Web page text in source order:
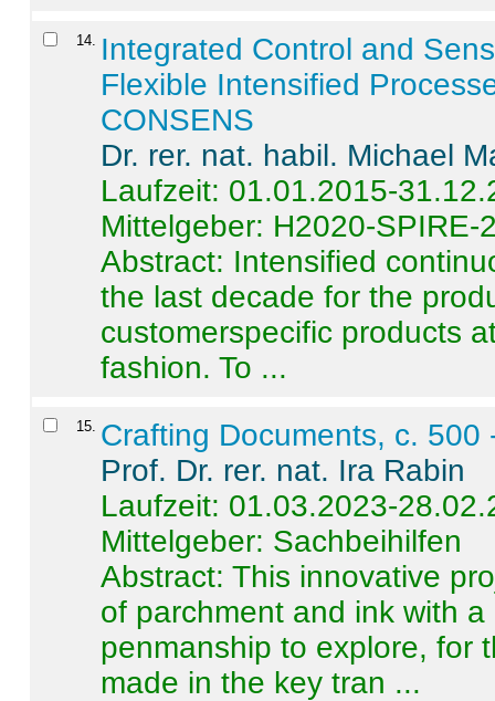
14
Integrated Control and
Flexible Intensified
CONSENS
Dr. rer. nat. habil. Michael
Laufzeit: 01.01.2015-
Mittelgeber: H2020-SPIRE-
Abstract: Intensified
the last decade for the
customerspecific products
fashion. To ...
15 Crafting Documents, c. 500
Prof. Dr. rer. nat. Ira Rabin
Laufzeit: 01.03.2023-
Mittelgeber: Sachbeihilfen
Abstract:This innovative
of parchment and ink with
penmanship to explore, for
made in the key tran ...